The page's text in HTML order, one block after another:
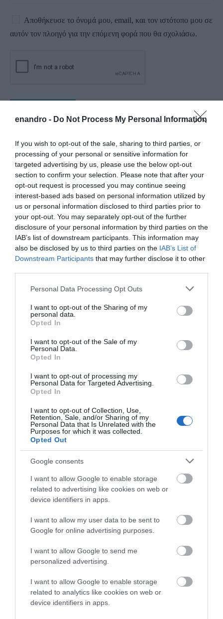
enandro - Do Not Process My Personal Information
If you wish to opt-out of the sale, sharing to third parties, or
processing of your personal or sensitive information for
targeted advertising by us, please use the below opt-out
section to confirm your selection. Please note that after your
opt-out request is processed you may continue seeing
interest-based ads based on personal information utilized by
us or personal information disclosed to third parties prior to
your opt-out. You may separately opt-out of the further
disclosure of your personal information by third parties on the
IAB’s list of downstream participants. This information may
also be disclosed by us to third parties on the IAB’s List of
Downstream Participants that may further disclose it to other
Please note that this website/app uses one or more Google
not limited to your visit or usage behaviour. You may click to
grant or deny consent to Google and its third-party tags to
use your data for below specified purposes in below Google
consent section.
Personal Data Processing Opt Outs
I want to opt-out of the Sharing of my
personal data.
Opted In
I want to opt-out of the Sale of my
Personal Data.
Opted In
I want to opt-out of processing my
Personal Data for Targeted Advertising.
Opted In
I want to opt-out of Collection, Use,
Retention, Sale, and/or Sharing of my
Personal Data that Is Unrelated with the
Purposes for which it was collected.
Opted Out
Google consents
I want to allow Google to enable storage
related to advertising like cookies on web or
device identifiers in apps.
I want to allow my user data to be sent to
Google for online advertising purposes.
I want to allow Google to send me
personalized advertising.
I want to allow Google to enable storage
related to analytics like cookies on web or
device identifiers in apps.
Αποθήκευσε το όνομά μου, email, και τον ιστότοπο μου σε
αυτόν τον πλοηγό για την επόμενη φορά που θα σχολιάσω.